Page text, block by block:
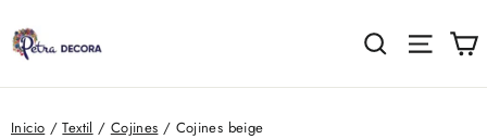
directamente
contenido
Buscar
Inicio / Textil / Cojines / Cojines beige